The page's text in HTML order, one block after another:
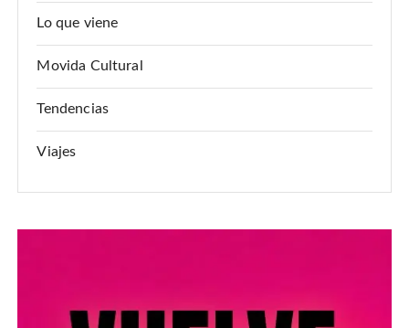
Lo que viene
Movida Cultural
Tendencias
Viajes